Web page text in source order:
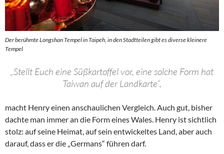
Der berühmte Longshan Tempel in Taipeh, in den Stadtteilen gibt es diverse kleinere
Tempel
„Stellt Euch eine Süßkartoffel vor, eine solche Form hat
Taiwan auf der Landkarte“,
macht Henry einen anschaulichen Vergleich. Auch gut, bisher
dachte man immer an die Form eines Wales. Henry ist sichtlich
stolz: auf seine Heimat, auf sein entwickeltes Land, aber auch
darauf, dass er die „Germans“ führen darf.